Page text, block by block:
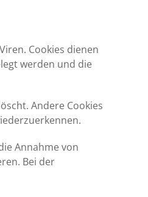
Cookies dienen
werden und die
Andere Cookies
Annahme von
Bei der